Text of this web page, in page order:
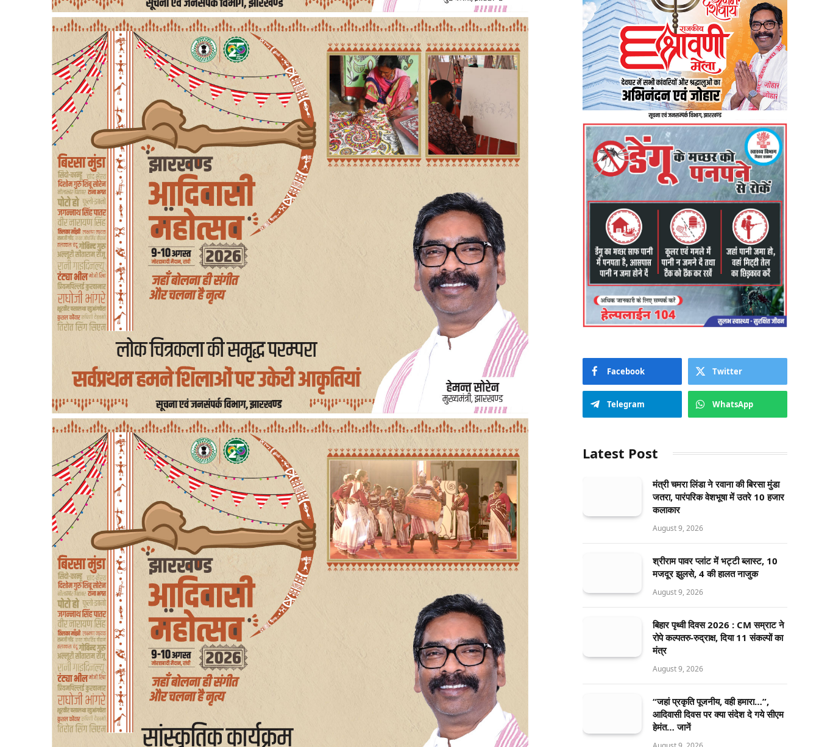
Facebook Twitter
Telegram WhatsApp
Latest Post
मंत्री चमरा लिंडा ने रवाना की बिरसा मुंडा
जतरा, पारंपरिक वेशभूषा में उतरे 10 हजार
कलाकार
August 9, 2026
श्रीराम पावर प्लांट में भट्टी ब्लास्ट, 10
मजदूर झुलसे, 4 की हालत नाजुक
August 9, 2026
बिहार पृथ्वी दिवस 2026 : CM सम्राट ने
रोपे कल्पतरु-रुद्राक्ष, दिया 11 संकल्पों का
मंत्र
August 9, 2026
“जहां प्रकृति पूजनीय, वही हमारा…”,
आदिवासी दिवस पर क्या संदेश दे गये सीएम
हेमंत… जानें